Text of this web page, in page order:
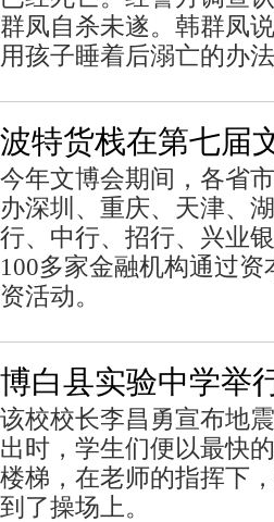
群凤自杀未遂。韩群凤
用孩子睡着后溺亡的办
波特货栈在第七届
今年文博会期间，各省
办深圳、重庆、天津、
行、中行、招行、兴业
100多家金融机构通过
资活动。
博白县实验中学举
该校校长李昌勇宣布地
出时，学生们便以最快
楼梯，在老师的指挥下
到了操场上。